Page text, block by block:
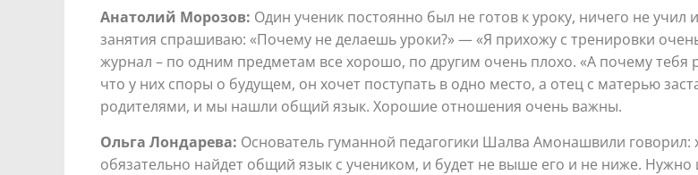
Анатолий Морозов: Один ученик постоянно был не готов к уроку, ничего не
занятия спрашиваю: «Почему не делаешь уроки?» — «Я прихожу с тренировки
журнал – по одним предметам все хорошо, по другим очень плохо. «А почему
что у них споры о будущем, он хочет поступать в одно место, а отец с матерью
родителями, и мы нашли общий язык. Хорошие отношения очень важны.
Ольга Лондарева: Основатель гуманной педагогики Шалва Амонашвили
обязательно найдет общий язык с учеником, и будет не выше его и не ниже. Нужно